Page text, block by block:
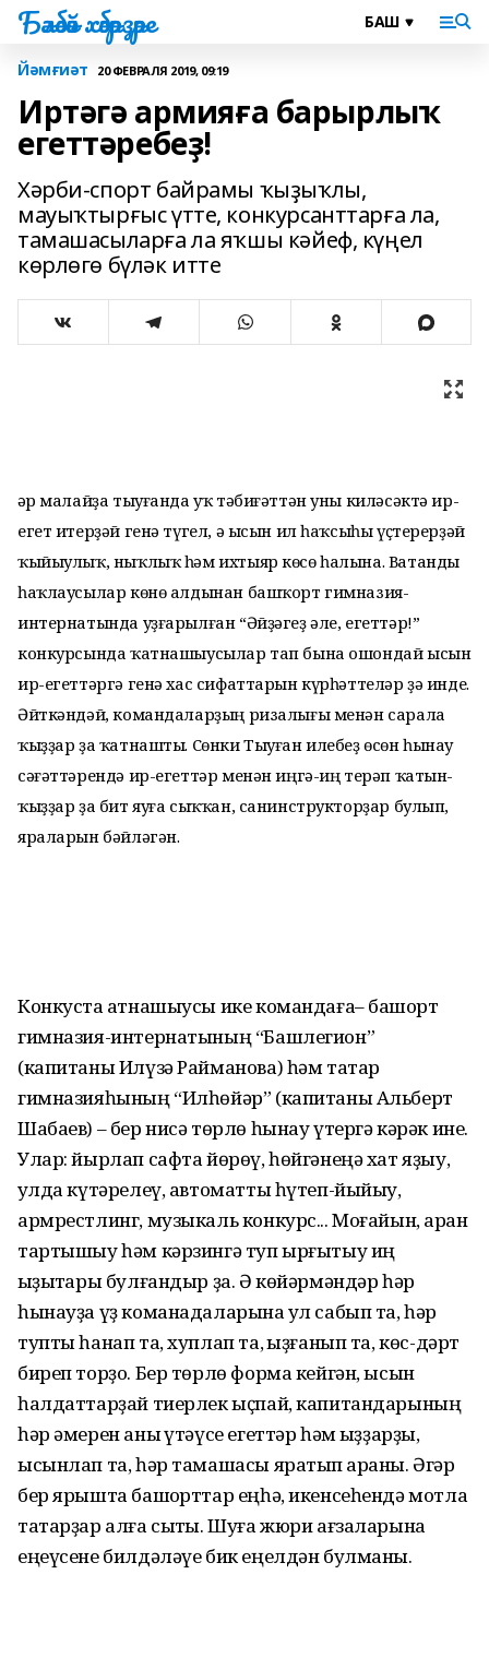
Бәләбәй хәбәрҙәре
Йәмғиәт 20 ФЕВРАЛЯ 2019, 09:19
Иртәгә армияға барырлыҡ
егеттәребеҙ!
Хәрби-спорт байрамы ҡыҙыҡлы,
мауыҡтырғыс үтте, конкурсанттарға ла,
тамашасыларға ла яҡшы кәйеф, күңел
көрлөгө бүләк итте
Һәр малайҙа тыуғанда уҡ тәбиғәттән уны киләсәктә ир-
егет итерҙәй генә түгел, ә ысын ил һаҡсыһы үҫтерерҙәй
ҡыйыулыҡ, ныҡлыҡ һәм ихтыяр көсө һалына. Ватанды
һаҡлаусылар көнө алдынан башҡорт гимназия-
интернатында уҙғарылған “Әйҙәгеҙ әле, егеттәр!”
конкурсында ҡатнашыусылар тап бына ошондай ысын
ир-егеттәргә генә хас сифаттарын күрһәттеләр ҙә инде.
Әйткәндәй, командаларҙың ризалығы менән сарала
ҡыҙҙар ҙа ҡатнашты. Сөнки Тыуған илебеҙ өсөн һынау
сәғәттәрендә ир-егеттәр менән иңгә-иң терәп ҡатын-
ҡыҙҙар ҙа бит яуға сыҡҡан, санинструкторҙар булып,
яраларын бәйләгән.
Конкуста ҡатнашыусы ике командаға– башҡорт
гимназия-интернатының “Башлегион”
(капитаны Илүзә Райманова) һәм татар
гимназияһының “Илһөйәр” (капитаны Альберт
Шабаев) – бер нисә төрлө һынау үтергә кәрәк ине.
Улар: йырлап сафта йөрөү, һөйгәнеңә хат яҙыу,
ҡулда күтәрелеү, автоматты һүтеп-йыйыу,
армрестлинг, музыкаль конкурс... Моғайын, арҡан
тартышыу һәм кәрзингә туп ырғытыу иң
ҡыҙыҡтары булғандыр ҙа. Ә көйәрмәндәр һәр
һынауҙа үҙ команадаларына ҡул сабып та, һәр
тупты һанап та, хуплап та, ҡыҙғанып та, көс-дәрт
биреп торҙо. Бер төрлө форма кейгән, ысын
һалдаттарҙай тиерлек ыҫпай, капитандарының
һәр әмерен аныҡ үтәүсе егеттәр һәм ҡыҙҙарҙы,
ысынлап та, һәр тамашасы яратып ҡараны. Әгәр
бер ярышта башҡорттар еңһә, икенсеһендә мотлаҡ
татарҙар алға сыҡты. Шуға жюри ағзаларына
еңеүсене билдәләүе бик еңелдән булманы.